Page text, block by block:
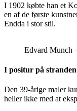
I 1902 købte han et
en af de første
Endda i stor stil.
Edvard Munch
I positur på stranden
Den 39-årige maler
heller ikke med at